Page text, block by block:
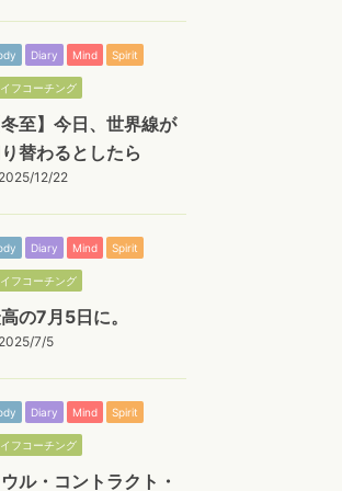
Diary Mind Spirit
フコーチング
冬至】今日、世界線が
替わるとしたら
2025/12/22
Diary Mind Spirit
フコーチング
の7月5日に。
2025/7/5
Diary Mind Spirit
フコーチング
ル・コントラクト・